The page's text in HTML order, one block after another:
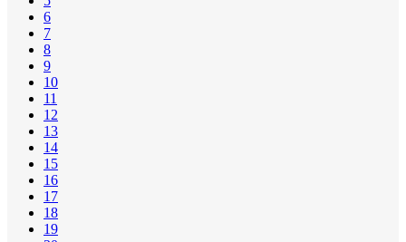
6
7
8
9
10
11
12
13
14
15
16
17
18
19